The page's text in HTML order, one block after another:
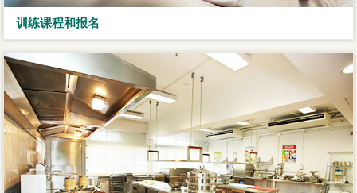
训练课程和报名